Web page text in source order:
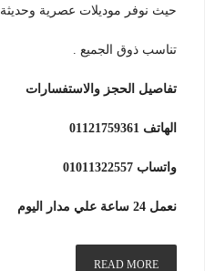
حيث نوفر موديلات عصرية وحديثة
تناسب ذوق الجميع .
تفاصيل الحجز والاستفسارات
الهاتف 01121759361
واتساب 01011322557
نعمل 24 ساعة علي مدار اليوم
READ MORE